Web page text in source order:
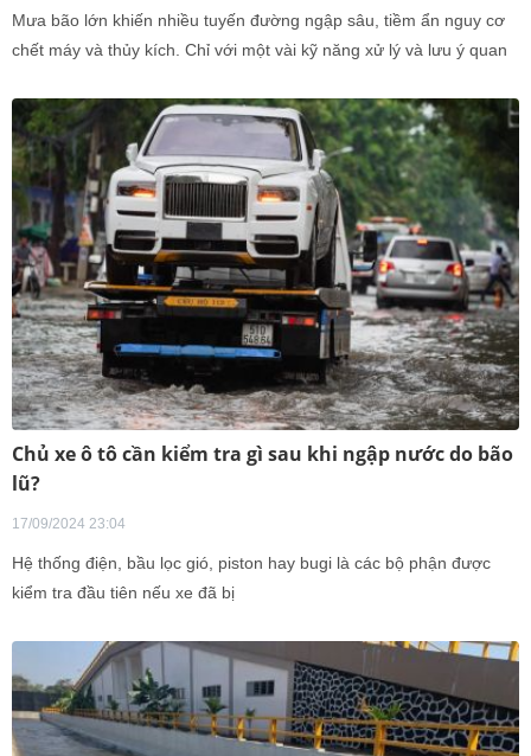
Mưa bão lớn khiến nhiều tuyến đường ngập sâu, tiềm ẩn nguy cơ
chết máy và thủy kích. Chỉ với một vài kỹ năng xử lý và lưu ý quan
Chủ xe ô tô cần kiểm tra gì sau khi ngập nước do bão
lũ?
17/09/2024 23:04
Hệ thống điện, bầu lọc gió, piston hay bugi là các bộ phận được
kiểm tra đầu tiên nếu xe đã bị